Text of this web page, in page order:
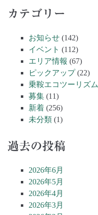
カテゴリー
お知らせ (142)
イベント (112)
エリア情報 (67)
ピックアップ(22)
乗鞍エコツーリズム
募集 (11)
新着 (256)
未分類 (1)
過去の投稿
2026年6月
2026年5月
2026年4月
2026年3月